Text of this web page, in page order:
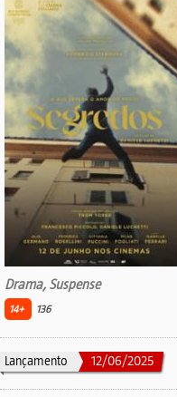
Drama, Suspense
14+ 136
Lançamento 12/06/2025